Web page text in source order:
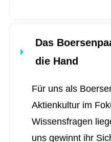
Das
die Hand
Für uns als
Aktienkultur im
Wissensfragen
uns gewinnt ihr